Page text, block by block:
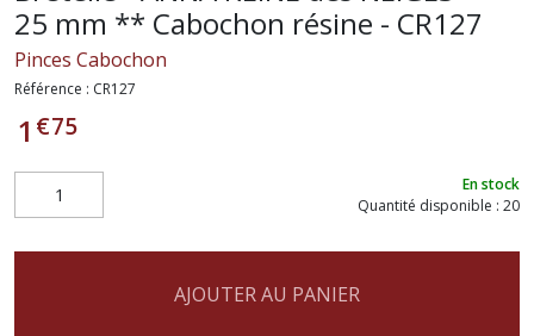
25 mm ** Cabochon résine - CR127
Pinces Cabochon
Référence : CR127
1 €75
En stock
Quantité disponible : 20
AJOUTER AU PANIER